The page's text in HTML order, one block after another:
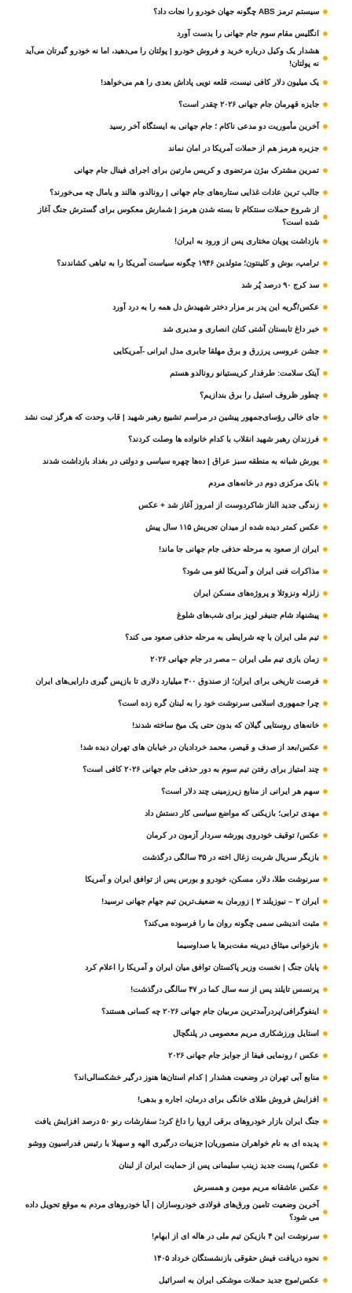
سیستم ترمز ABS چگونه جهان خودرو را نجات داد؟
انگلیس مقام سوم جام‌ جهانی را بدست آورد
هشدار یک وکیل درباره خرید و فروش خودرو | پولتان را می‌دهید، اما نه خودرو گیرتان می‌آید
نه پولتان!
یک میلیون دلار کافی نیست، قلعه‌ نویی پاداش بعدی را هم می‌خواهد!
جایزه قهرمان جام جهانی ۲۰۲۶ چقدر است؟
آخرین مأموریت دو مدعی ناکام ؛ جام جهانی به ایستگاه آخر رسید
جزیره هرمز هم از حملات آمریکا در امان نماند
تمرین مشترک بیژن مرتضوی و کریس مارتین برای اجرای فینال جام جهانی
جالب ترین عادات غذایی ستاره‌های جام جهانی | رونالدو، هالند و یامال چه می‌خورند؟
از شروع حملات سنتکام تا بسته شدن هرمز | شمارش معکوس برای گسترش جنگ آغاز
شده است؟
بازداشت پویان مختاری پس از ورود به ایران!
ترامپ، بوش و کلینتون؛ متولدین ۱۹۴۶ چگونه سیاست آمریکا را به تباهی کشاندند؟
سد کرج ۹۰ درصد پُر شد
عکس/گریه این پدر بر مزار دختر شهیدش دل همه را به درد آورد
خبر داغ تابستان آشتی کنان انصاری و مدیری شد
جشن عروسی پرزرق و برق مهلقا جابری مدل ایرانی -آمریکایی
آیتک سلامت: طرفدار کریستیانو رونالدو هستم
چطور ظروف استیل را برق بندازیم؟
جای خالی رؤسای‌جمهور پیشین در مراسم تشییع رهبر شهید | قاب وحدت که هرگز ثبت نشد
فرزندان رهبر شهید انقلاب با کدام خانواده ها وصلت کردند؟
یورش شبانه به منطقه سبز عراق | ده‌ها چهره سیاسی و دولتی در بغداد بازداشت شدند
بانک مرکزی دوم در خانه‌های مردم
زندگی جدید الناز شاکردوست از امروز آغاز شد + عکس
عکس کمتر دیده شده از میدان تجریش ۱۱۵ سال پیش
ایران از صعود به مرحله حذفی جام جهانی جا ماند!
مذاکرات فنی ایران و آمریکا لغو می شود؟
زلزله ونزوئلا و پروژه‌های مسکن ایران
پیشنهاد شام جنیفر لوپز برای شب‌های شلوغ
تیم ملی ایران با چه شرایطی به مرحله حذفی صعود می کند؟
زمان بازی تیم ملی ایران – مصر در جام جهانی ۲۰۲۶
فرصت تاریخی برای ایران؛ از صندوق ۳۰۰ میلیارد دلاری تا بازپس گیری دارایی‌های ایران
چرا جمهوری اسلامی سرنوشت خود را به لبنان گره زده است؟
خانه‌های روستایی گیلان که بدون حتی یک میخ ساخته شدند!
عکس/بعد از صدف و قیصر، محمد خردادیان در خیابان های تهران دیده شد!
چند امتیاز برای رفتن تیم سوم به دور حذفی جام جهانی ۲۰۲۶ کافی است؟
سهم هر ایرانی از منابع زیرزمینی چند دلار است؟
مهدی ترابی؛ بازیکنی که مواضع سیاسی‌ کار دستش داد
عکس/ توقیف خودروی پورشه سردار آزمون در کرمان
بازیگر سریال شربت زغال‌ اخته در ۳۵ سالگی درگذشت
سرنوشت طلا، دلار، مسکن، خودرو و بورس پس از توافق ایران و آمریکا
ایران ۲ – نیوزیلند ۲ | زورمان به ضعیف‌ترین تیم جهام جهانی نرسید!
مثبت‌ اندیشی سمی چگونه روان ما را فرسوده می‌کند؟
بازخوانی میثاق دیرینه مفت‌برها با صداوسیما
پایان جنگ | نخست وزیر پاکستان توافق میان ایران و آمریکا را اعلام کرد
پرنسس تایلند پس از سه سال کما در ۴۷ سالگی درگذشت!
اینفوگرافی/پردرآمدترین مربیان جام جهانی ۲۰۲۶ چه کسانی هستند؟
استایل ورزشکاری مریم معصومی در پلنگچال
عکس / رونمایی فیفا از جوایز جام جهانی ۲۰۲۶
منابع آبی تهران در وضعیت هشدار | کدام استان‌ها هنوز درگیر خشکسالی‌اند؟
افزایش فروش طلای خانگی برای درمان، اجاره و بدهی!
جنگ ایران بازار خودروهای برقی اروپا را داغ کرد؛ سفارشات رنو ۵۰ درصد افزایش یافت
پدیده ای به نام خواهران منصوریان| جزییات درگیری الهه و سهیلا با رئیس فدراسیون ووشو
عکس/ پست جدید زینب سلیمانی پس از حمایت ایران از لبنان
عکس عاشقانه مریم مومن و همسرش
آخرین وضعیت تامین ورق‌های فولادی خودروسازان | آیا خودروهای مردم به موقع تحویل داده
می شود؟
سرنوشت این ۴ بازیکن تیم ملی در هاله ای از ابهام!
نحوه دریافت فیش حقوقی بازنشستگان خرداد ۱۴۰۵
عکس/موج جدید حملات موشکی ایران به اسرائیل